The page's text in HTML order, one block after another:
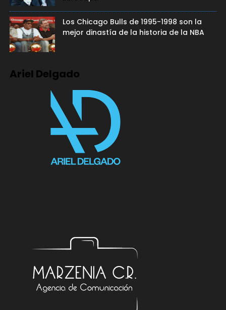
Los Chicago Bulls de 1995-1998 son la
mejor dinastía de la historia de la NBA
Ariel Delgado